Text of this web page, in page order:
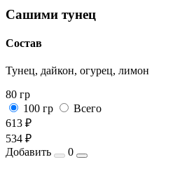
Сашими тунец
Состав
Тунец, дайкон, огурец, лимон
80 гр
100 гр
Всего
613 ₽
534 ₽
Добавить
0